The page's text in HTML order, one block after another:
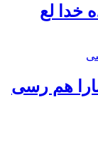
خدا لع
هم رسی